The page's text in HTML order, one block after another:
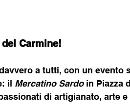
Carmine!
a tutti, con un evento
il Mercatino Sardo in Piazza
di artigianato, arte